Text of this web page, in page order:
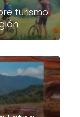
turismo